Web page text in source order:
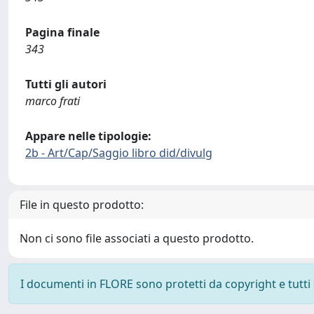
Pagina finale
343
Tutti gli autori
marco frati
Appare nelle tipologie:
2b - Art/Cap/Saggio libro did/divulg
File in questo prodotto:
Non ci sono file associati a questo prodotto.
I documenti in FLORE sono protetti da copyright e